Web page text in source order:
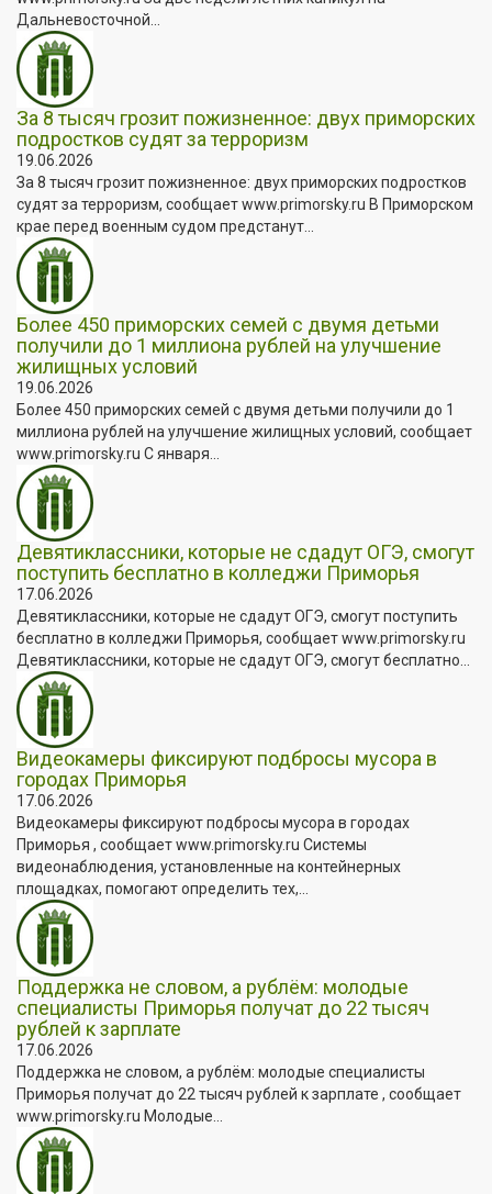
Дальневосточной...
За 8 тысяч грозит пожизненное: двух приморских
подростков судят за терроризм
19.06.2026
За 8 тысяч грозит пожизненное: двух приморских подростков
судят за терроризм, сообщает www.primorsky.ru В Приморском
крае перед военным судом предстанут...
Более 450 приморских семей с двумя детьми
получили до 1 миллиона рублей на улучшение
жилищных условий
19.06.2026
Более 450 приморских семей с двумя детьми получили до 1
миллиона рублей на улучшение жилищных условий, сообщает
www.primorsky.ru С января...
Девятиклассники, которые не сдадут ОГЭ, смогут
поступить бесплатно в колледжи Приморья
17.06.2026
Девятиклассники, которые не сдадут ОГЭ, смогут поступить
бесплатно в колледжи Приморья, сообщает www.primorsky.ru
Девятиклассники, которые не сдадут ОГЭ, смогут бесплатно...
Видеокамеры фиксируют подбросы мусора в
городах Приморья
17.06.2026
Видеокамеры фиксируют подбросы мусора в городах
Приморья , сообщает www.primorsky.ru Системы
видеонаблюдения, установленные на контейнерных
площадках, помогают определить тех,...
Поддержка не словом, а рублём: молодые
специалисты Приморья получат до 22 тысяч
рублей к зарплате
17.06.2026
Поддержка не словом, а рублём: молодые специалисты
Приморья получат до 22 тысяч рублей к зарплате , сообщает
www.primorsky.ru Молодые...